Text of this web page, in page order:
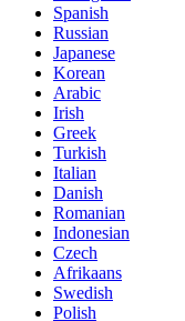
Spanish
Russian
Japanese
Korean
Arabic
Irish
Greek
Turkish
Italian
Danish
Romanian
Indonesian
Czech
Afrikaans
Swedish
Polish